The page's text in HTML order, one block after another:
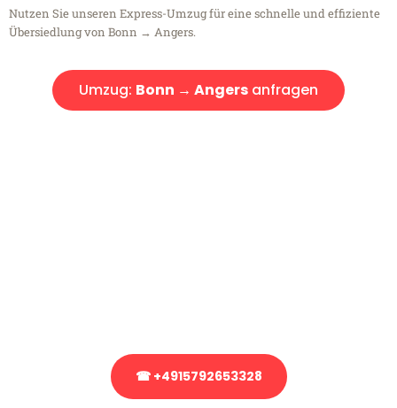
Nutzen Sie unseren Express-Umzug für eine schnelle und effiziente
Übersiedlung von Bonn → Angers.
Umzug: Bonn → Angers anfragen
☎ +4915792653328